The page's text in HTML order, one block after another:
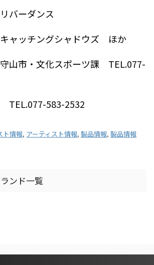
バーダンス
キャッチングシャドウズ ほか
山市・文化スポーツ課 TEL.077-
TEL.077-583-2532
ト情報, アーティスト情報, 製品情報, 製品情報
ンド一覧